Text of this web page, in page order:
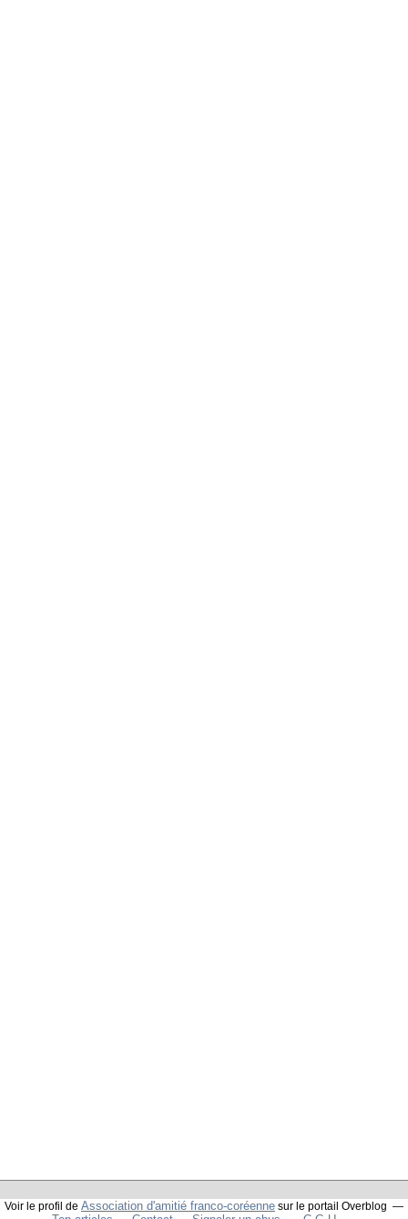
Voir le profil de Association d'amitié franco-coréenne sur le portail Overblog